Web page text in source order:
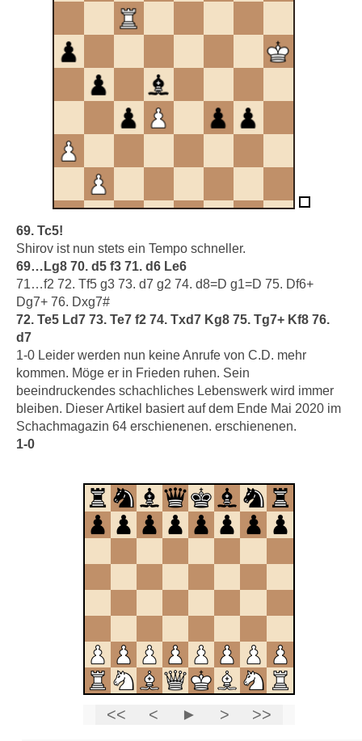
69. Tc5!
Shirov ist nun stets ein Tempo schneller.
69…Lg8 70. d5 f3 71. d6 Le6
71…f2 72. Tf5 g3 73. d7 g2 74. d8=D g1=D 75. Df6+
Dg7+ 76. Dxg7#
72. Te5 Ld7 73. Te7 f2 74. Txd7 Kg8 75. Tg7+ Kf8 76.
d7
1-0 Leider werden nun keine Anrufe von C.D. mehr
kommen. Möge er in Frieden ruhen. Sein
beeindruckendes schachliches Lebenswerk wird immer
bleiben. Dieser Artikel basiert auf dem Ende Mai 2020 im
Schachmagazin 64 erschienenen. erschienenen.
1-0